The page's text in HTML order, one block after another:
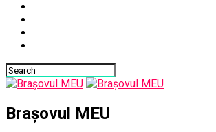
Brașovul MEU